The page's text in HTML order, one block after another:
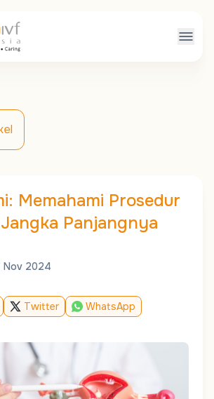
Memahami Prosedur
Panjangnya
Nov 2024
Twitter WhatsApp